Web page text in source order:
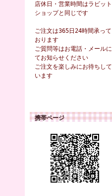
店休日・営業時間はラビット
ショップと同じです
ご注文は365日24時間承って
おります
ご質問等はお電話・メールに
てお知らせください
ご注文を楽しみにお待ちして
います
携帯ページ